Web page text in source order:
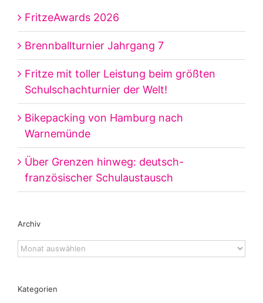
FritzeAwards 2026
Brennballturnier Jahrgang 7
Fritze mit toller Leistung beim größten
Schulschachturnier der Welt!
Bikepacking von Hamburg nach
Warnemünde
Über Grenzen hinweg: deutsch-
französischer Schulaustausch
Archiv
Archiv
Kategorien